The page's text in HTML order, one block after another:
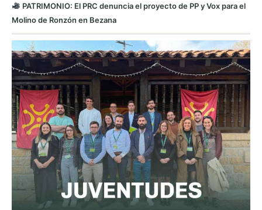
PATRIMONIO: El PRC denuncia el proyecto de PP y Vox para el
Molino de Ronzón en Bezana